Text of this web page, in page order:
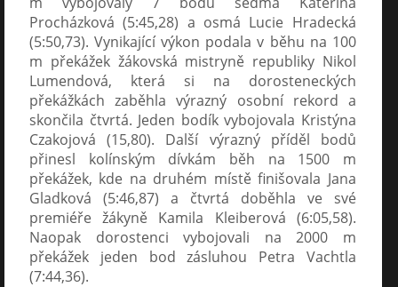
Procházková (5:45,28) a osmá Lucie Hradecká
(5:50,73). Vynikající výkon podala v běhu na 100
m překážek žákovská mistryně republiky Nikol
Lumendová, která si na dorosteneckých
překážkách zaběhla výrazný osobní rekord a
skončila čtvrtá. Jeden bodík vybojovala Kristýna
Czakojová (15,80). Další výrazný příděl bodů
přinesl kolínským dívkám běh na 1500 m
překážek, kde na druhém místě finišovala Jana
Gladková (5:46,87) a čtvrtá doběhla ve své
premiéře žákyně Kamila Kleiberová (6:05,58).
Naopak dorostenci vybojovali na 2000 m
překážek jeden bod zásluhou Petra Vachtla
(7:44,36).